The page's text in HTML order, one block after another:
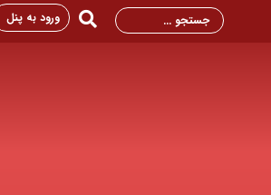
ورود به پنل